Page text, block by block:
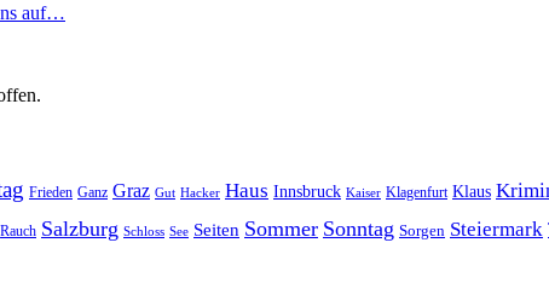
auf…
Frieden Ganz Graz Gut Hacker Haus Innsbruck Kaiser Klagenfurt Klaus
Rauch Salzburg Schloss See Seiten Sommer Sonntag Sorgen Steiermark